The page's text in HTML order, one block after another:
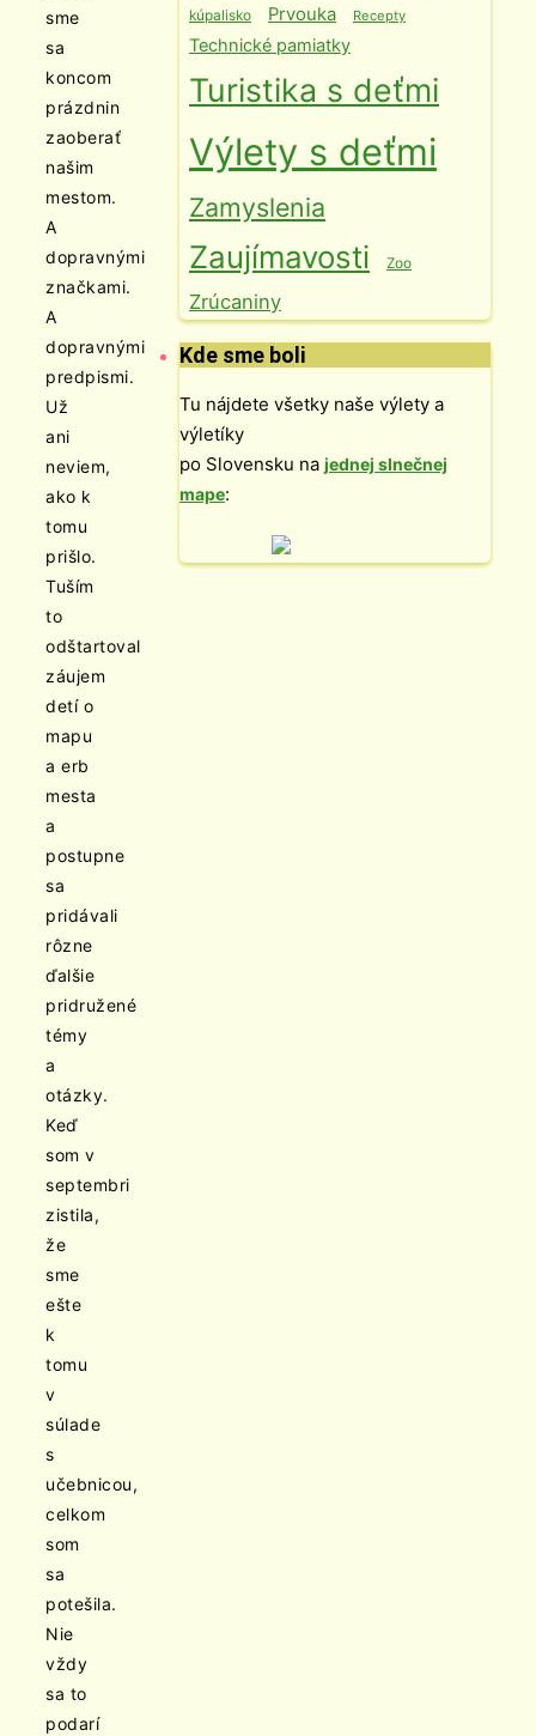
sme
sa
koncom
prázdnin
zaoberať
našim
mestom.
A
dopravnými
značkami.
A
dopravnými
predpismi.
Už
ani
neviem,
ako k
tomu
prišlo.
Tuším
to
odštartoval
záujem
detí o
mapu
a erb
mesta
a
postupne
sa
pridávali
rôzne
ďalšie
pridružené
témy
a
otázky.
Keď
som v
septembri
zistila,
že
sme
ešte
k
tomu
v
súlade
s
učebnicou,
celkom
som
sa
potešila.
Nie
vždy
sa to
podarí
kúpalisko
Prvouka Recepty
Technické pamiatky
Turistika s deťmi
Výlety s deťmi
Zamyslenia
Zaujímavosti Zoo
Zrúcaniny
Kde sme boli
Tu nájdete všetky naše výlety a
výletíky
po Slovensku na jednej slnečnej
mape: